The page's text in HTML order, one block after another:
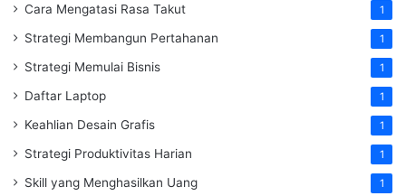
Cara Mengatasi Rasa Takut 1
Strategi Membangun Pertahanan 1
Strategi Memulai Bisnis 1
Daftar Laptop 1
Keahlian Desain Grafis 1
Strategi Produktivitas Harian 1
Skill yang Menghasilkan Uang 1